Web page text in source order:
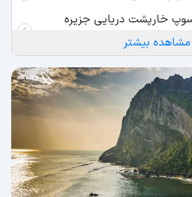
خارپشت دریایی جزیره
جزیره جیجو
از دهانه‌ی آتشفشان جزیره
جزیره جیجو
مشاهده بیشتر